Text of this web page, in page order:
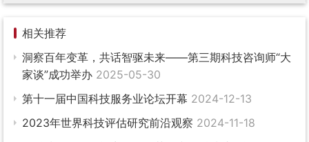
相关推荐
洞察百年变革，共话智驱未来——第三期科技咨询师“大
家谈”成功举办 2025-05-30
第十一届中国科技服务业论坛开幕 2024-12-13
2023年世界科技评估研究前沿观察 2024-11-18